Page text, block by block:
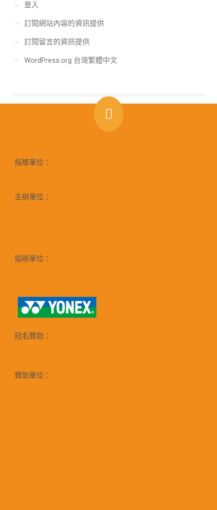
登入
訂閱網站內容的資訊提供
訂閱留言的資訊提供
WordPress.org 台灣繁體中文
指導單位：
主辦單位：
協辦單位：
冠名贊助：
贊助單位：